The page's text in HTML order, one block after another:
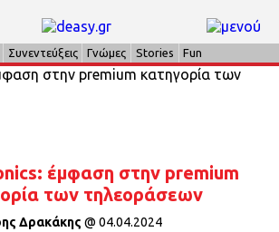
Συνεντεύξεις Γνώμες Stories Fun
έμφαση στην premium
των τηλεοράσεων
Δρακάκης @ 04.04.2024